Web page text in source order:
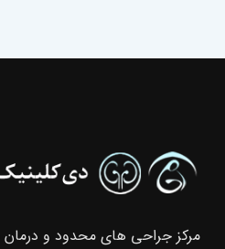
مرکز جراحی های محدود و درمان